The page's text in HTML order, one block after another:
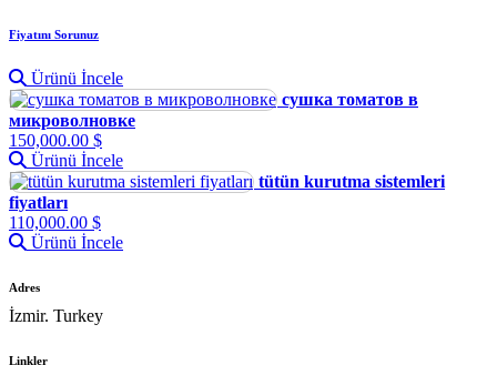
Fiyatını Sorunuz
Ürünü İncele
сушка томатов в
микроволновке
150,000.00 $
Ürünü İncele
tütün kurutma sistemleri
fiyatları
110,000.00 $
Ürünü İncele
Adres
İzmir. Turkey
Linkler